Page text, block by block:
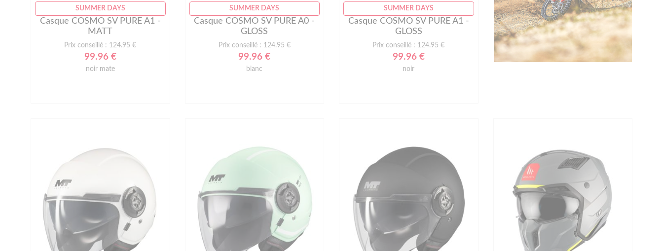
SUMMER DAYS
Casque COSMO SV PURE A1 -
MATT
Prix conseillé : 124.95 €
99.96 €
noir mate
SUMMER DAYS
Casque COSMO SV PURE A0 -
GLOSS
Prix conseillé : 124.95 €
99.96 €
blanc
SUMMER DAYS
Casque COSMO SV PURE A1 -
GLOSS
Prix conseillé : 124.95 €
99.96 €
noir